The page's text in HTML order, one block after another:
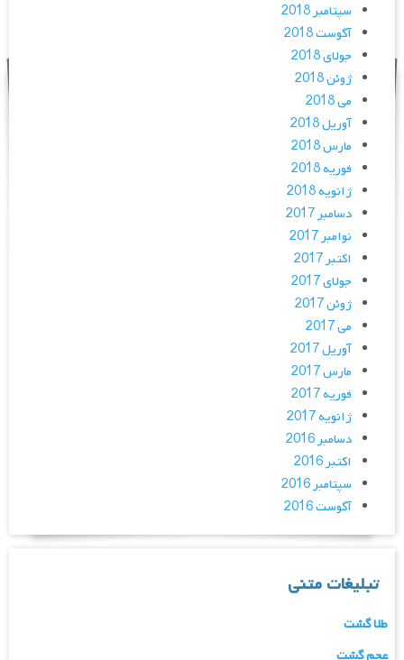
سپتامبر 2018
آگوست 2018
جولای 2018
ژوئن 2018
می 2018
آوریل 2018
مارس 2018
فوریه 2018
ژانویه 2018
دسامبر 2017
نوامبر 2017
اکتبر 2017
جولای 2017
ژوئن 2017
می 2017
آوریل 2017
مارس 2017
فوریه 2017
ژانویه 2017
دسامبر 2016
اکتبر 2016
سپتامبر 2016
آگوست 2016
تبلیغات متنی
طلا گشت